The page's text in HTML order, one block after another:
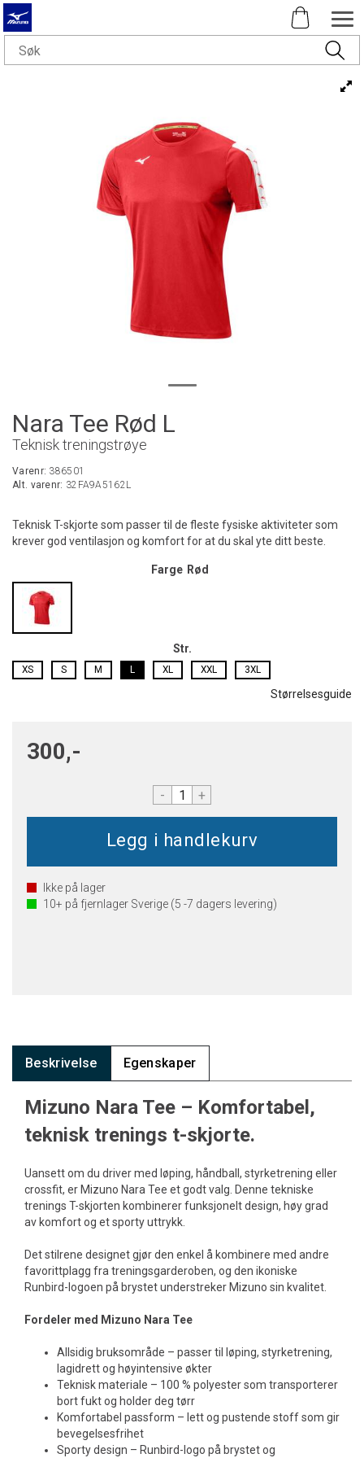
Nara Tee Rød L
Teknisk treningstrøye
Varenr: 386501
Alt. varenr: 32FA9A5162L
Teknisk T-skjorte som passer til de fleste fysiske aktiviteter som
krever god ventilasjon og komfort for at du skal yte ditt beste.
Farge Rød
Str.
XS S M L XL XXL 3XL
Størrelsesguide
300,-
- +
Ikke på lager
10+ på fjernlager Sverige (5 -7 dagers levering)
Beskrivelse Egenskaper
Mizuno Nara Tee – Komfortabel,
teknisk trenings t-skjorte.
Uansett om du driver med løping, håndball, styrketrening eller
crossfit, er Mizuno Nara Tee et godt valg. Denne tekniske
trenings T-skjorten kombinerer funksjonelt design, høy grad
av komfort og et sporty uttrykk.
Det stilrene designet gjør den enkel å kombinere med andre
favorittplagg fra treningsgarderoben, og den ikoniske
Runbird-logoen på brystet understreker Mizuno sin kvalitet.
Fordeler med Mizuno Nara Tee
Allsidig bruksområde – passer til løping, styrketrening,
lagidrett og høyintensive økter
Teknisk materiale – 100 % polyester som transporterer
bort fukt og holder deg tørr
Komfortabel passform – lett og pustende stoff som gir
bevegelsesfrihet
Sporty design – Runbird-logo på brystet og